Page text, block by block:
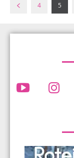
4 5